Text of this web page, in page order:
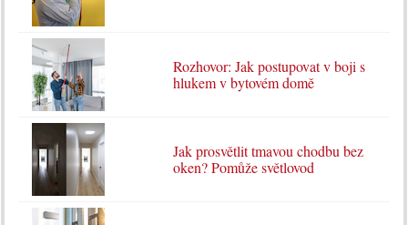
Rozhovor: Jak postupovat v boji s
hlukem v bytovém domě
Jak prosvětlit tmavou chodbu bez
oken? Pomůže světlovod